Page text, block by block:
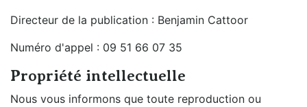
Directeur de la publication : Benjamin Cattoor
Numéro d'appel : 09 51 66 07 35
Propriété intellectuelle
Nous vous informons que toute reproduction ou